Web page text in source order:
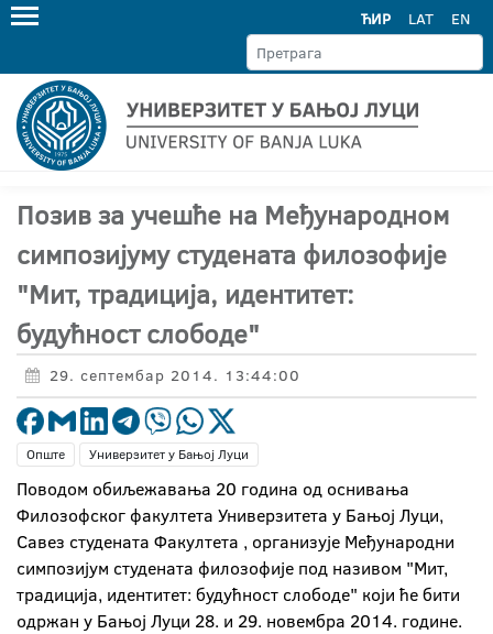
ЋИР LAT EN
Позив за учешће на Међународном
симпозијуму студената филозофије
"Мит, традиција, идентитет:
будућност слободе"
29. септембар 2014. 13:44:00
Опште Универзитет у Бањој Луци
Поводом обиљежавања 20 година од оснивања
Филозофског факултета Универзитета у Бањој Луци,
Савез студената Факултета , организује Међународни
симпозијум студената филозофије под називом "Мит,
традиција, идентитет: будућност слободе" који ће бити
одржан у Бањој Луци 28. и 29. новембра 2014. године.